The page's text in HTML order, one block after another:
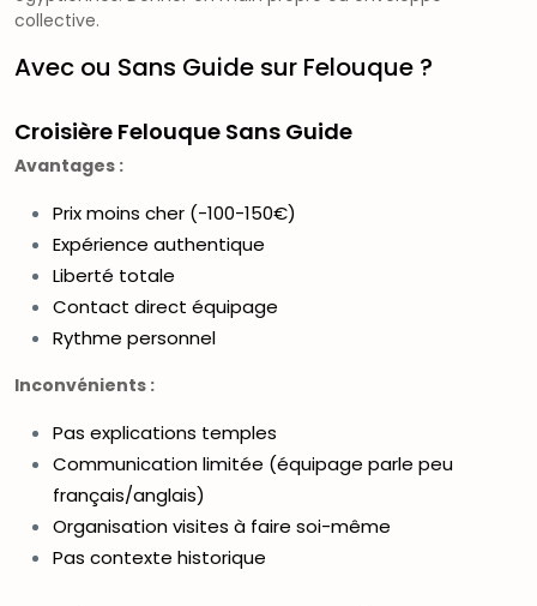
collective.
Avec ou Sans Guide sur Felouque ?
Croisière Felouque Sans Guide
Avantages :
Prix moins cher (-100-150€)
Expérience authentique
Liberté totale
Contact direct équipage
Rythme personnel
Inconvénients :
Pas explications temples
Communication limitée (équipage parle peu
français/anglais)
Organisation visites à faire soi-même
Pas contexte historique